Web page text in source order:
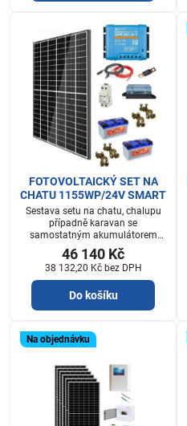
FOTOVOLTAICKÝ SET NA
CHATU 1155WP/24V SMART
Sestava setu na chatu, chalupu
případně karavan se
samostatným akumulátorem
který je součástí setu.
46 140 Kč
38 132,20 Kč bez DPH
Do košíku
Na objednávku